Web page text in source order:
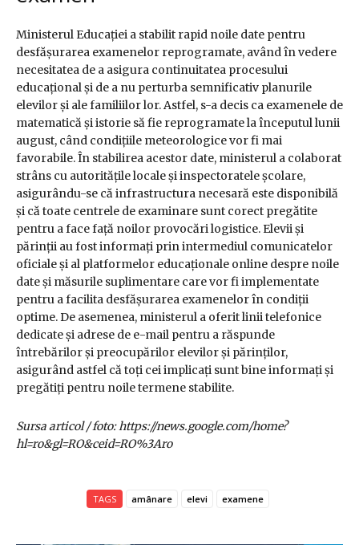
Ministerul Educației a stabilit rapid noile date pentru
desfășurarea examenelor reprogramate, având în vedere
necesitatea de a asigura continuitatea procesului
educațional și de a nu perturba semnificativ planurile
elevilor și ale familiilor lor. Astfel, s-a decis ca examenele de
matematică și istorie să fie reprogramate la începutul lunii
august, când condițiile meteorologice vor fi mai
favorabile. În stabilirea acestor date, ministerul a colaborat
strâns cu autoritățile locale și inspectoratele școlare,
asigurându-se că infrastructura necesară este disponibilă
și că toate centrele de examinare sunt corect pregătite
pentru a face față noilor provocări logistice. Elevii și
părinții au fost informați prin intermediul comunicatelor
oficiale și al platformelor educaționale online despre noile
date și măsurile suplimentare care vor fi implementate
pentru a facilita desfășurarea examenelor în condiții
optime. De asemenea, ministerul a oferit linii telefonice
dedicate și adrese de e-mail pentru a răspunde
întrebărilor și preocupărilor elevilor și părinților,
asigurând astfel că toți cei implicați sunt bine informați și
pregătiți pentru noile termene stabilite.
Sursa articol / foto: https://news.google.com/home?
hl=ro&gl=RO&ceid=RO%3Aro
TAGS amânare elevi examene